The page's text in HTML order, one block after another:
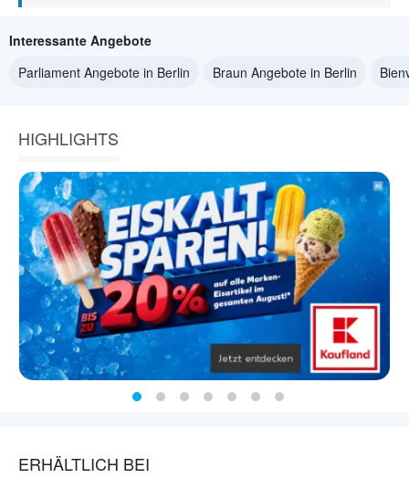
Interessante Angebote
Parliament Angebote in Berlin
Braun Angebote in Berlin
HIGHLIGHTS
ERHÄLTLICH BEI